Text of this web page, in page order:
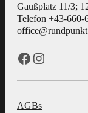
Gaußplatz 11/3;
Telefon +43-660-
Facebook Instagram
AGBs